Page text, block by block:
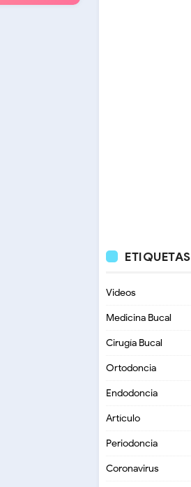
ETIQUETAS
Videos
Medicina Bucal
Cirugía Bucal
Ortodoncia
Endodoncia
Artículo
Periodoncia
Coronavirus